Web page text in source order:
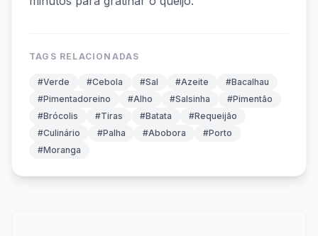
TAGS RELACIONADAS
#Verde #Cebola #Sal #Azeite
#Bacalhau
#Pimentadoreino
#Alho #Salsinha
#Pimentão
#Brócolis
#Tiras #Batata
#Requeijão
#Culinário
#Palha #Abobora
#Porto
#Moranga